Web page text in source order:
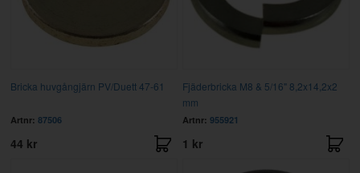
Bricka huvgångjärn PV/Duett 47-61
Artnr: 87506
44 kr
Fjäderbricka M8 & 5/16" 8,2x14,2x2
mm
Artnr: 955921
1 kr